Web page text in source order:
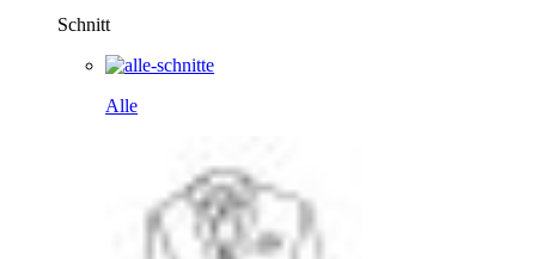
Schnitt
Alle